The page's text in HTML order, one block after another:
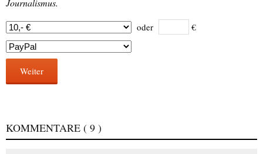
Journalismus.
oder €
Weiter
KOMMENTARE ( 9 )